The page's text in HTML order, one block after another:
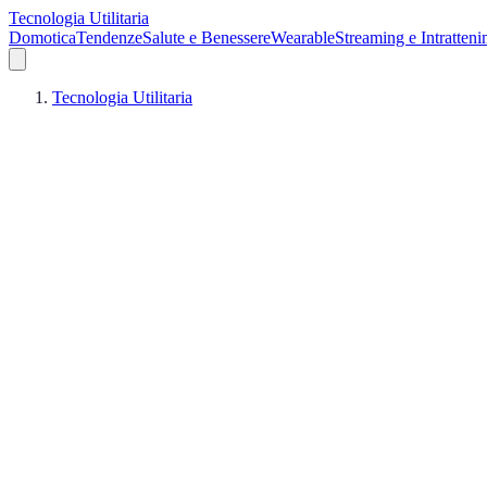
Tecnologia Utilitaria
DomoticaTendenzeSalute e BenessereWearableStreaming e
Tecnologia Utilitaria